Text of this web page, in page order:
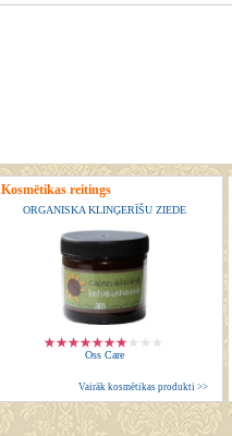
Kosmētikas reitings
ORGANISKA KLINĢERĪŠU ZIEDE
Oss Care
Vairāk kosmētikas produkti >>